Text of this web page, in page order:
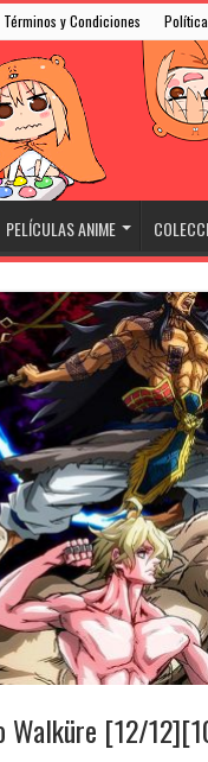
Términos y Condiciones
PELÍCULAS ANIME
Walküre [12/